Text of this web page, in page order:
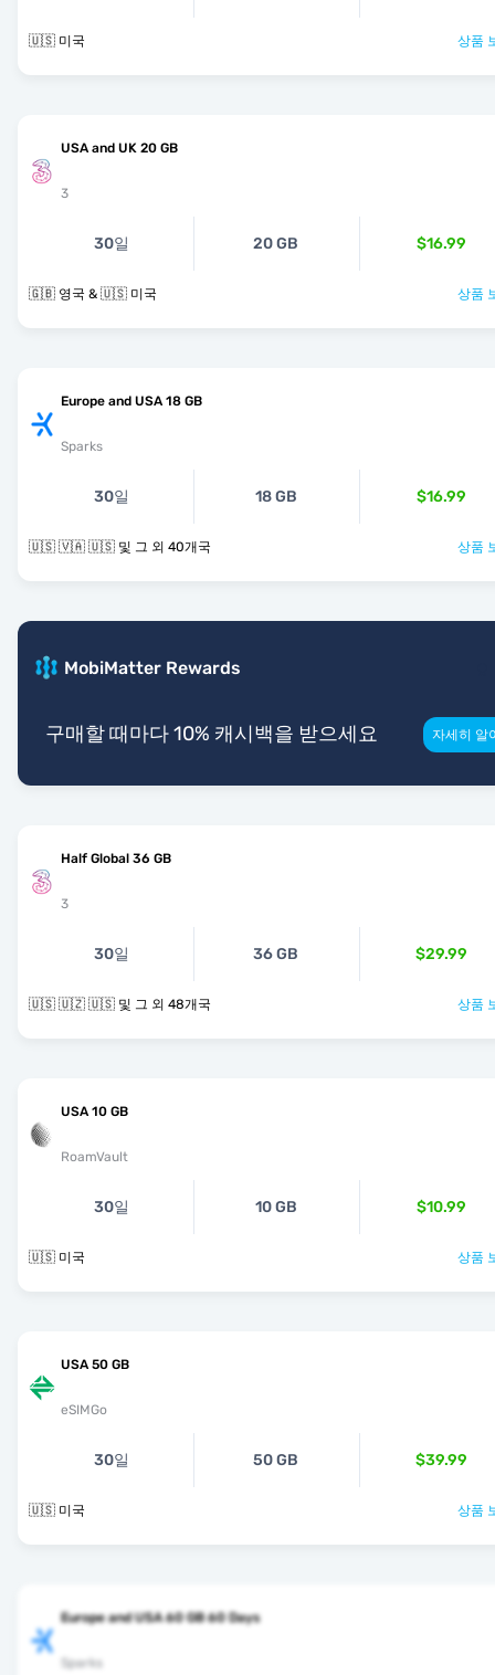
🇺🇸 미국 상품
USA and UK 20 GB
3
30일 20 GB $16.99
🇬🇧 영국 & 🇺🇸 미국 상품
Europe and USA 18 GB
Sparks
30일 18 GB $16.99
🇺🇸 🇻🇦 🇺🇸 및 그 외 40개국 상품
MobiMatter Rewards
구매할 때마다 10% 캐시백을 받으세요 자세히 알
Half Global 36 GB
3
30일 36 GB $29.99
🇺🇸 🇺🇿 🇺🇸 및 그 외 48개국 상품
USA 10 GB
RoamVault
30일 10 GB $10.99
🇺🇸 미국 상품
USA 50 GB
eSIMGo
30일 50 GB $39.99
🇺🇸 미국 상품
Europe and USA 60 GB 60 Days
Sparks